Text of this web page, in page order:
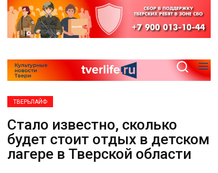
ТВЕРЬЛАЙФ
Стало известно, сколько
будет стоит отдых в детском
лагере в Тверской области